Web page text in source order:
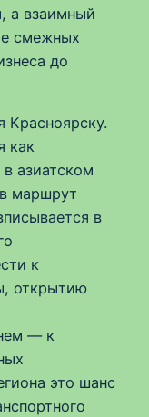
а взаимный
смежных
до
Красноярску.
как
азиатском
маршрут
в
к
открытию
— к
это шанс